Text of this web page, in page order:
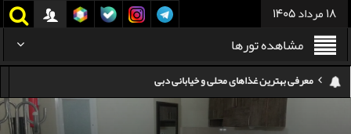
18 مرداد 1405
مشاهده تورها
هزینه سفر به گرجستان
هزینه سفر به تایلند